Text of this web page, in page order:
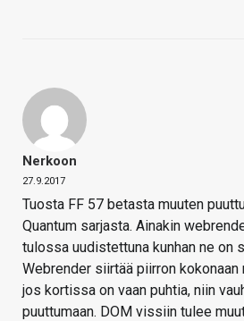
Nerkoon
27.9.2017
Tuosta FF 57 betasta muuten
Quantum sarjasta. Ainakin
tulossa uudistettuna kunhan ne on
Webrender siirtää piirron
jos kortissa on vaan puhtia, niin
puuttumaan. DOM vissiin tulee